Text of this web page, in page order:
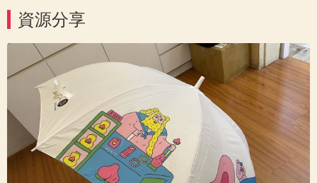
資源分享